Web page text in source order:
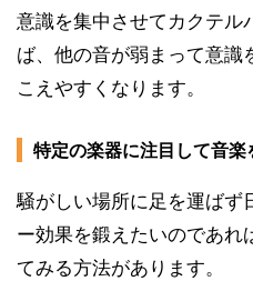
意識を集中させてカクテル
ば、他の音が弱まって意識
こえやすくなります。
特定の楽器に注目して音楽
騒がしい場所に足を運ばず
ー効果を鍛えたいのであれ
てみる方法があります。